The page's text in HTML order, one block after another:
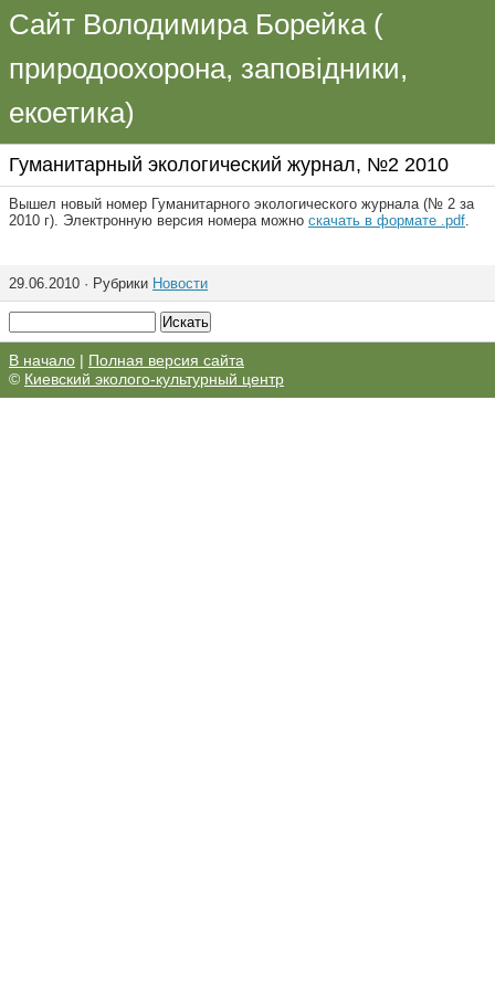
Сайт Володимира Борейка (
природоохорона, заповідники,
екоетика)
Гуманитарный экологический журнал, №2 2010
Вышел новый номер Гуманитарного экологического журнала (№ 2 за
2010 г). Электронную версия номера можно скачать в формате .pdf.
29.06.2010 · Рубрики Новости
В начало | Полная версия сайта
© Киевский эколого-культурный центр